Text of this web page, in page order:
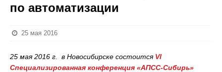
по автоматизации
25 мая 2016
25 мая 2016 г. в Новосибирске состоится VI
Специализированная конференция «АПСС-Сибирь»